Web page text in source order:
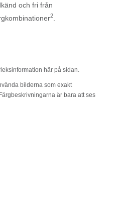
och fri från
2
här på sidan.
bilderna som exakt
är bara att ses